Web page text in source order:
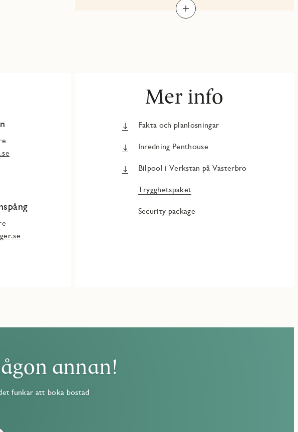
Mer info
Fakta och planlösningar
Inredning Penthouse
Bilpool i Verkstan på Västerbro
Trygghetspaket
Security package
annan!
funkar att boka bostad